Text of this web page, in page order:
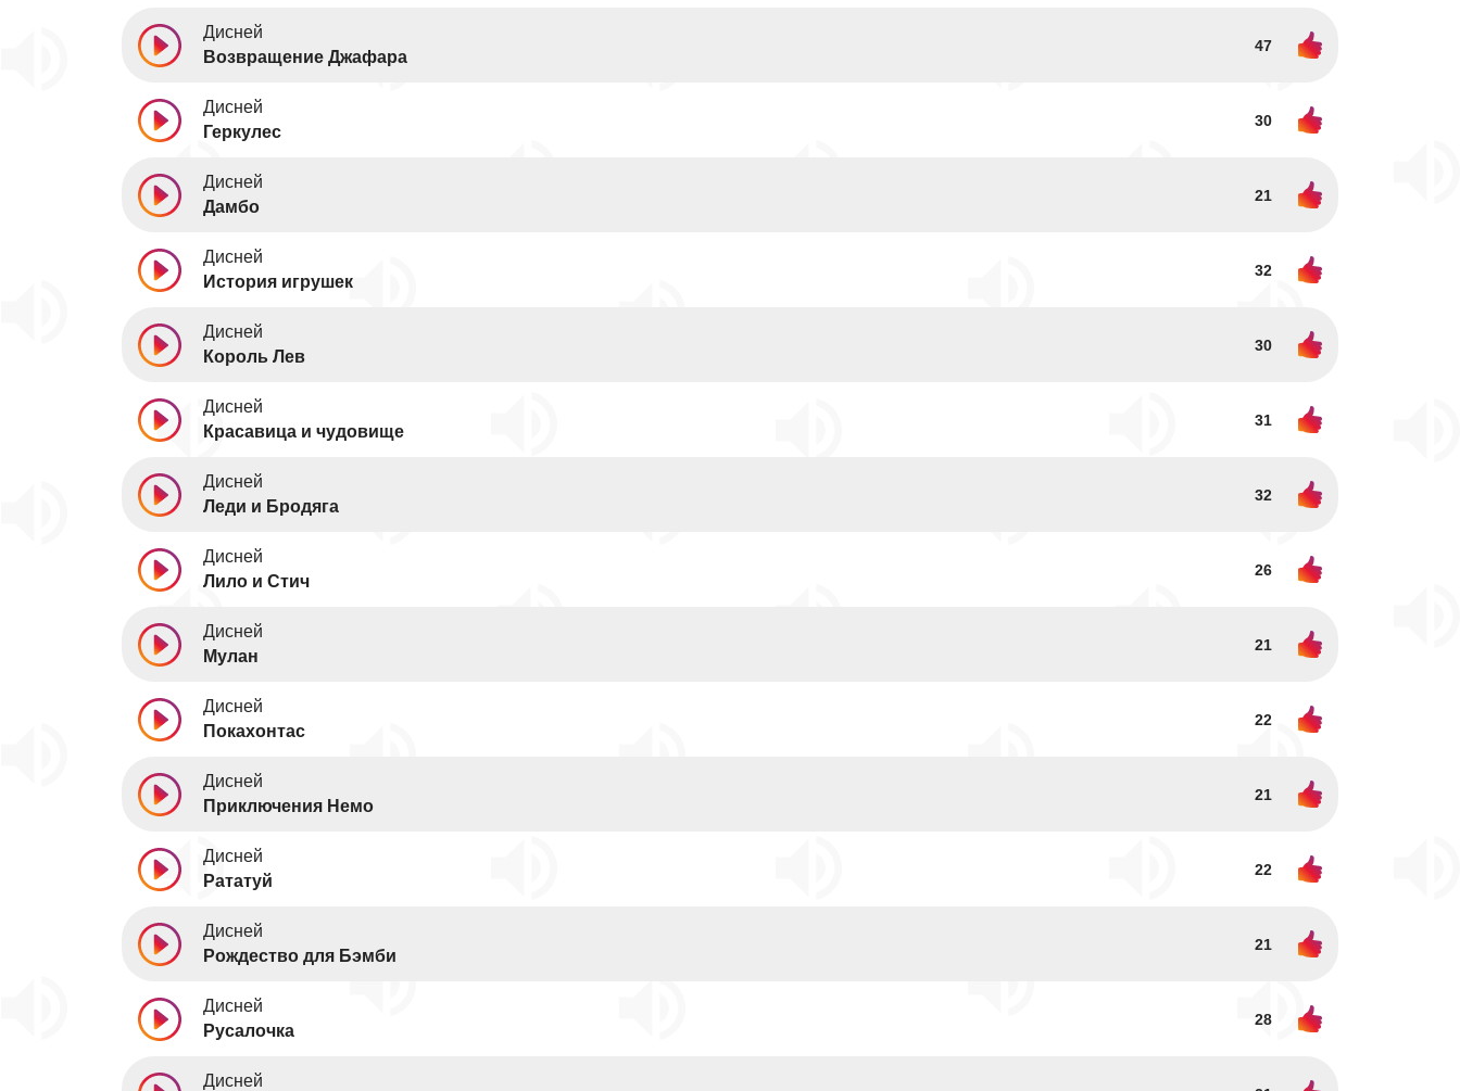
Дисней
Возвращение Джафара
47
Дисней
Геркулес
30
Дисней
Дамбо
21
Дисней
История игрушек
32
Дисней
Король Лев
30
Дисней
Красавица и чудовище
31
Дисней
Леди и Бродяга
32
Дисней
Лило и Стич
26
Дисней
Мулан
21
Дисней
Покахонтас
22
Дисней
Приключения Немо
21
Дисней
Рататуй
22
Дисней
Рождество для Бэмби
21
Дисней
Русалочка
28
Дисней